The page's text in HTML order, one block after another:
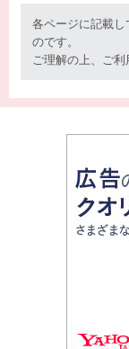
各ページに記載
のです。
ご理解の上、ご利